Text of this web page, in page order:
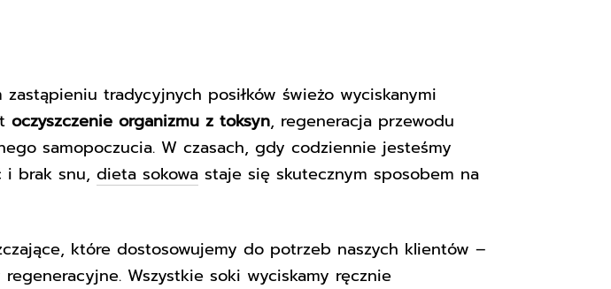
tradycyjnych posiłków świeżo wyciskanymi
oczyszczenie organizmu z toksyn, regeneracja przewodu
samopoczucia. W czasach, gdy codziennie jesteśmy
i brak snu, dieta sokowastaje się skutecznym sposobem na
które dostosowujemy do potrzeb naszych klientów –
Wszystkie soki wyciskamy ręcznie